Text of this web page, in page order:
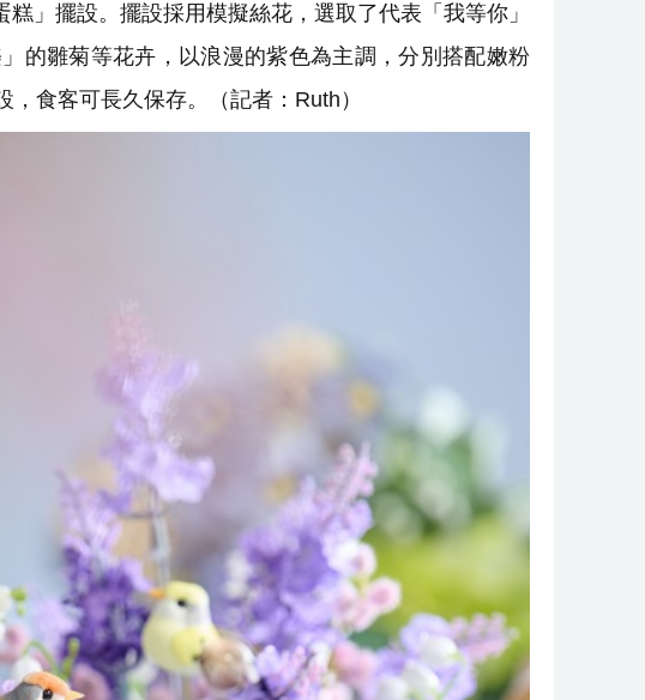
」擺設。擺設採用模擬絲花，選取了代表「我等你」
的雛菊等花卉，以浪漫的紫色為主調，分別搭配嫩粉
食客可長久保存。（記者：Ruth）